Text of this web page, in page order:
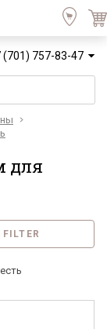
(701) 757-83-47
для
FILTER